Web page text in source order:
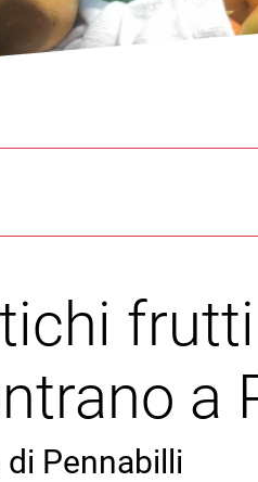
frutti
a
Pennabilli